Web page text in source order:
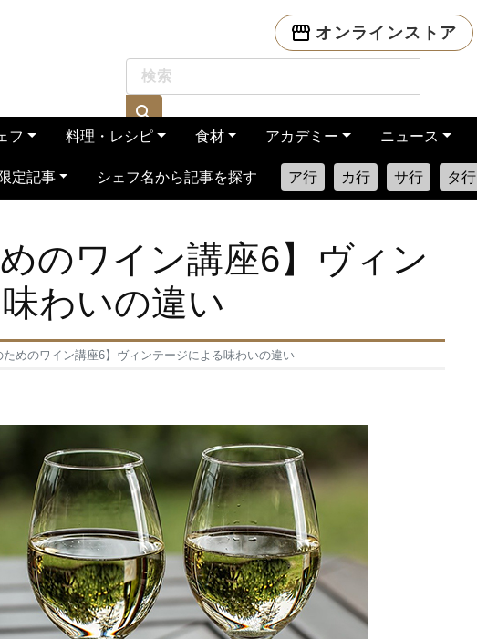
オンラインストア
フ 料理・レシピ 食材 アカデミー ニュース
定記事 シェフ名から記事を探す ア行 カ行 サ行 タ行
めのワイン講座6】ヴィン
わいの違い
ためのワイン講座6】ヴィンテージによる味わいの違い